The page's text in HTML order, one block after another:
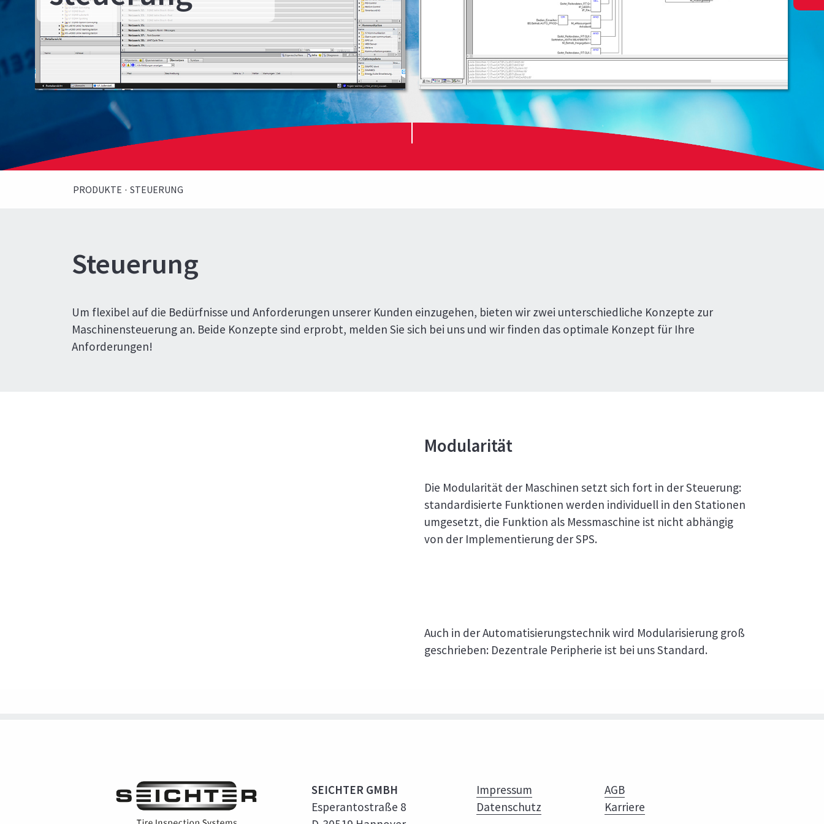
PRODUKTE · STEUERUNG
Steuerung
Um flexibel auf die Bedürfnisse und Anforderungen unserer Kunden einzugehen, bieten wir zwei unterschiedliche Konzepte zur
Maschinensteuerung an. Beide Konzepte sind erprobt, melden Sie sich bei uns und wir finden das optimale Konzept für Ihre
Anforderungen!
Modularität
Die Modularität der Maschinen setzt sich fort in der Steuerung:
standardisierte Funktionen werden individuell in den Stationen
umgesetzt, die Funktion als Messmaschine ist nicht abhängig
von der Implementierung der SPS.
Auch in der Automatisierungstechnik wird Modularisierung groß
geschrieben: Dezentrale Peripherie ist bei uns Standard.
SEICHTER GMBH
Esperantostraße 8
Impressum
Datenschutz
AGB
Karriere